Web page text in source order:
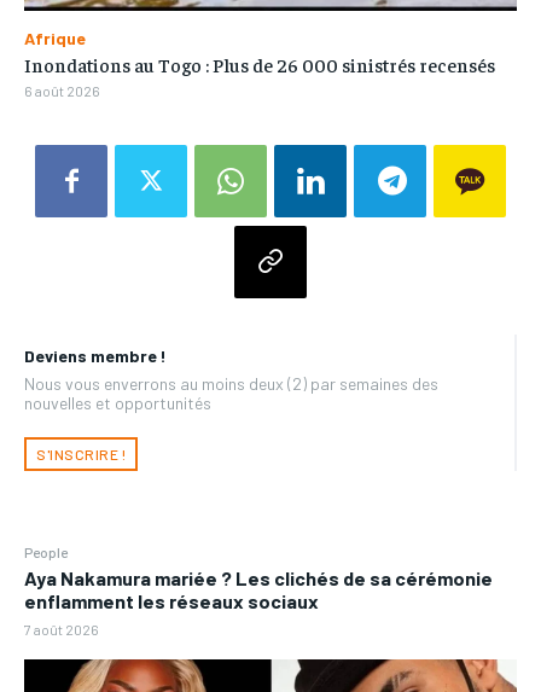
Deviens membre !
Nous vous enverrons au moins deux (2) par semaines des
nouvelles et opportunités
S'INSCRIRE !
People
Aya Nakamura mariée ? Les clichés de sa cérémonie
enflamment les réseaux sociaux
7 août 2026
Afrique
Inondations au Togo : Plus de 26 000 sinistrés recensés
6 août 2026